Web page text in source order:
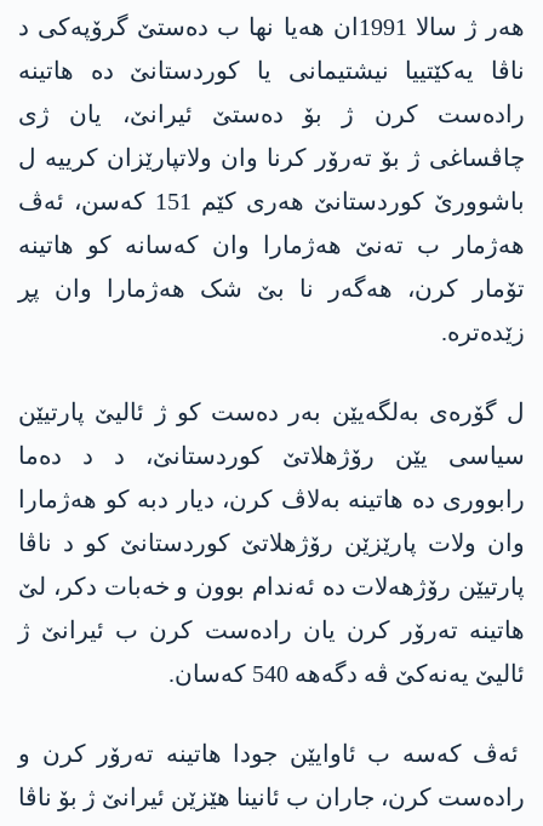
هەر ژ سالا 1991ان هەیا نها ب دەستێ گرۆپەکی د
ناڤا یه‌كێتییا نیشتیمانی یا كوردستانێ دە هاتینە
رادەست کرن ژ بۆ دەستێ ئیرانێ، یان ژی
چاڤساغی ژ بۆ تەرۆر کرنا وان ولاتپارێزان کرییە ل
باشوورێ کوردستانێ هەری کێم 151 کەسن، ئەڤ
هەژمار ب تەنێ هەژمارا وان کەسانە کو هاتینە
تۆمار کرن، هه‌گەر نا بێ شک هەژمارا وان پڕ
زێدەترە.
ل گۆرەی بەلگەیێن بەر دەست کو ژ ئالیێ پارتیێن
سیاسی یێن رۆژهلاتێ کوردستانێ، د د دەما
رابووری دە هاتینە بەلاڤ کرن، دیار دبە کو هەژمارا
وان ولات پارێزێن رۆژهلاتێ کوردستانێ کو د ناڤا
پارتیێن رۆژهەلات دە ئەندام بوون و خەبات دکر، لێ
هاتینە تەرۆر کرن یان رادەست کرن ب ئیرانێ ژ
ئالیێ یەنەکێ ڤە دگەهە 540 کەسان.
ئەڤ کەسە ب ئاوایێن جودا هاتینە تەرۆر کرن و
رادەست کرن، جاران ب ئانینا هێزێن ئیرانێ ژ بۆ ناڤا